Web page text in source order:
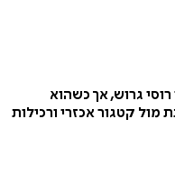
גרוש, אך כשהוא
קטגור אכזרי ורכילות